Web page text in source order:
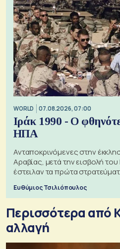
WORLD 07.08.2026, 07:00
Ιράκ 1990 - Ο
ΗΠΑ
Ανταποκρινόμενες στην
Αραβίας, μετά την εισβολή του
έστειλαν τα πρώτα
Ευθύμιος Τσιλιόπουλος
Περισσότερα από
αλλαγή